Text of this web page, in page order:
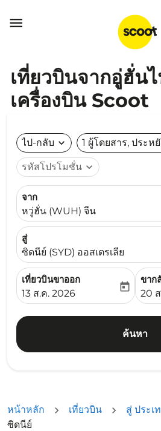

เที่ยวบินจากอู่ฮั่น
เครื่องบิน Scoot
ไป-กลับ expand_more 1 ผู้โดยสาร, ประห
รหัสโปรโมชั่น expand_more
จาก
หวู่ฮั่น (WUH) จีน
สู่
ซิดนีย์ (SYD) ออสเตรเลีย
เที่ยวบินขาออก
fc-booking-departure-date-
13 ส.ค. 2026
today
ขาก
fc-
20
ค้นหา
หน้าหลัก เที่ยวบิน สู่ ประเ
ซิดนีย์